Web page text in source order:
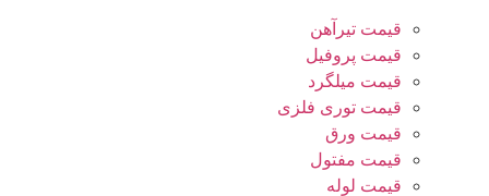
قیمت تیرآهن
قیمت پروفیل
قیمت میلگرد
قیمت توری فلزی
قیمت ورق
قیمت مفتول
قیمت لوله